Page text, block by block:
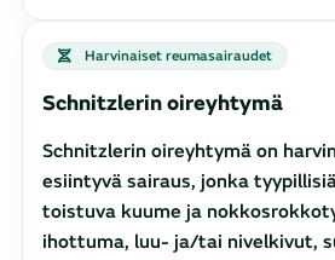
Harvinaiset reumasairaudet
Schnitzlerin oireyhtymä
Schnitzlerin oireyhtymä on
esiintyvä sairaus, jonka
toistuva kuume ja
ihottuma, luu- ja/tai nivelkivut,